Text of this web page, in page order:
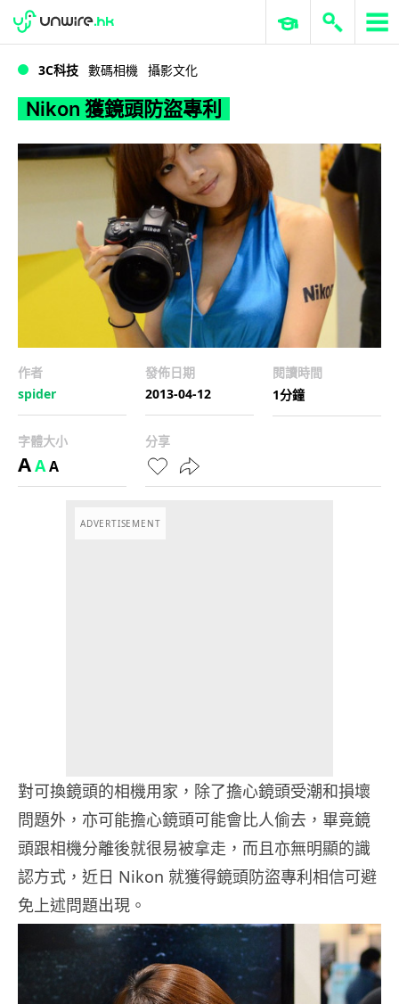
Nikon 獲鏡頭防盜專利
WWDC 2026 ERP 與商業 AI
3C科技 數碼相機 攝影文化
Nikon 獲鏡頭防盜專利
作者
spider
發佈日期
2013-04-12
閱讀時間
1分鐘
字體大小
AAA
分享
ADVERTISEMENT
對可換鏡頭的相機用家，除了擔心鏡頭受潮和損壞
問題外，亦可能擔心鏡頭可能會比人偷去，畢竟鏡
頭跟相機分離後就很易被拿走，而且亦無明顯的識
認方式，近日 Nikon 就獲得鏡頭防盜專利相信可避
免上述問題出現。